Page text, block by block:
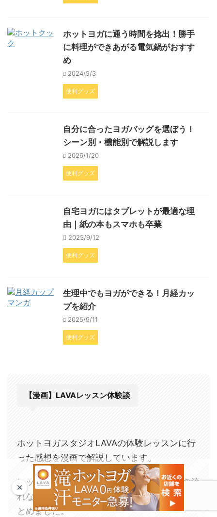
ホットヨガに通う時間を捻出！勝手
に料理ができあがる電気鍋がおすす
め
2024/5/3
便利グッズ
自分に合ったヨガバッグを選ぼう！
シーン別・機能別で解説します
2026/1/20
便利グッズ
自宅ヨガにはタブレットが最適な理
由｜紙の本もスマホも卒業
2025/9/12
便利グッズ
生理中でもヨガができる！月経カッ
プを紹介
2025/9/11
便利グッズ
【漫画】LAVAレッスン体験談
ホットヨガスタジオLAVAの体験レッスンに行
った感想を漫画で解説しています。
レッスンに行く前に用意するものや、当日の流
れなど、事前に知っておいた方が良いことをま
とめました。
✕